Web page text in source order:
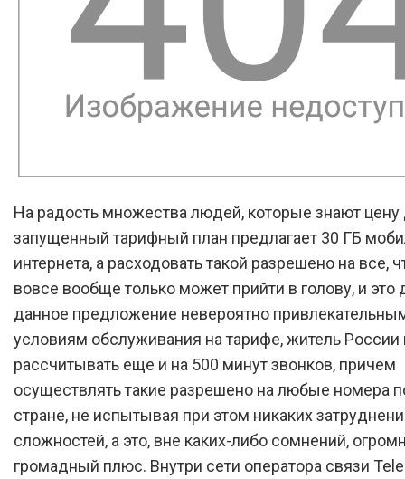
На радость множества людей, которые знают цену
запущенный тарифный план предлагает 30 ГБ
интернета, а расходовать такой разрешено на все,
вовсе вообще только может прийти в голову, и это
данное предложение невероятно
условиям обслуживания на тарифе, житель России
рассчитывать еще и на 500 минут звонков, причем
осуществлять такие разрешено на любые номера
стране, не испытывая при этом никаких
сложностей, а это, вне каких-либо сомнений,
громадный плюс. Внутри сети оператора связи